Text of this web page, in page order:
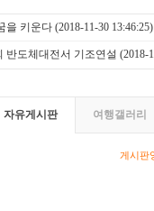
을 키운다 (2018-11-30 13:46:25)
반도체대전서 기조연설 (2018-
자유게시판 여행갤러리
게시판